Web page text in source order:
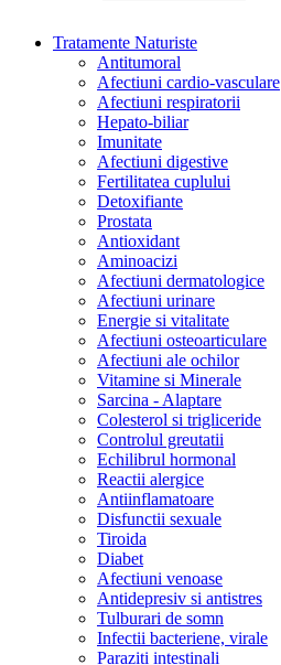
Tratamente Naturiste
Antitumoral
Afectiuni cardio-vasculare
Afectiuni respiratorii
Hepato-biliar
Imunitate
Afectiuni digestive
Fertilitatea cuplului
Detoxifiante
Prostata
Antioxidant
Aminoacizi
Afectiuni dermatologice
Afectiuni urinare
Energie si vitalitate
Afectiuni osteoarticulare
Afectiuni ale ochilor
Vitamine si Minerale
Sarcina - Alaptare
Colesterol si trigliceride
Controlul greutatii
Echilibrul hormonal
Reactii alergice
Antiinflamatoare
Disfunctii sexuale
Tiroida
Diabet
Afectiuni venoase
Antidepresiv si antistres
Tulburari de somn
Infectii bacteriene, virale
Paraziti intestinali